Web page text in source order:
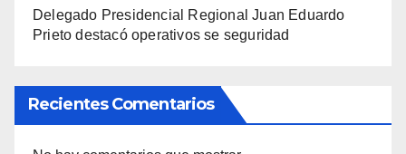
Delegado Presidencial Regional Juan Eduardo
Prieto destacó operativos se seguridad
Recientes Comentarios